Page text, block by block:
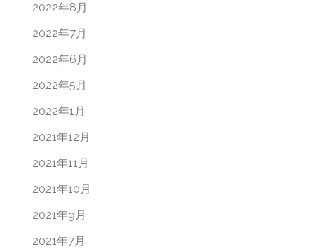
2022年8月
2022年7月
2022年6月
2022年5月
2022年1月
2021年12月
2021年11月
2021年10月
2021年9月
2021年7月